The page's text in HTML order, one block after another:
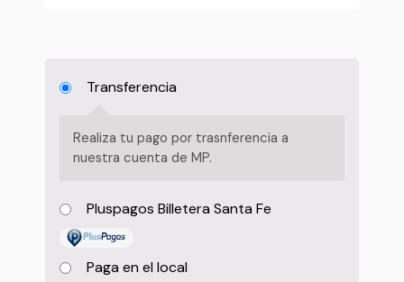
Transferencia
Realiza tu pago por trasnferencia a
nuestra cuenta de MP.
Pluspagos Billetera Santa Fe
Paga en el local